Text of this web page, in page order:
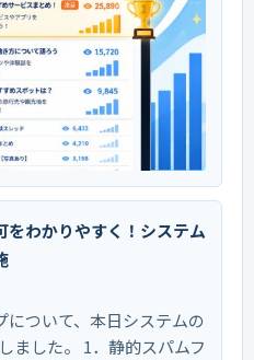
わかりやすく！システム
ついて、本日システムの
ました。 1．静的スパムフ